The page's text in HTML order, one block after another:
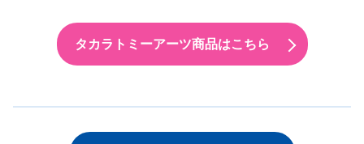
タカラトミーアーツ商品はこちら